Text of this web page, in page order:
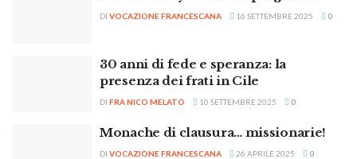
DI VOCAZIONE FRANCESCANA 16 SETTEMBRE 2025 0
30 anni di fede e speranza: la
presenza dei frati in Cile
DI FRA NICO MELATO 10 SETTEMBRE 2025 0
Monache di clausura… missionarie!
DI VOCAZIONE FRANCESCANA 26 APRILE 2025 0